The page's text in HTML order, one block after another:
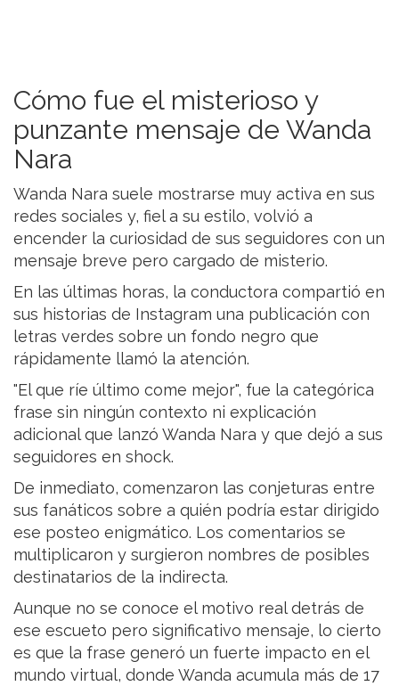
Cómo fue el misterioso y
punzante mensaje de Wanda
Nara
Wanda Nara suele mostrarse muy activa en sus
redes sociales y, fiel a su estilo, volvió a
encender la curiosidad de sus seguidores con un
mensaje breve pero cargado de misterio.
En las últimas horas, la conductora compartió en
sus historias de Instagram una publicación con
letras verdes sobre un fondo negro que
rápidamente llamó la atención.
"El que ríe último come mejor", fue la categórica
frase sin ningún contexto ni explicación
adicional que lanzó Wanda Nara y que dejó a sus
seguidores en shock.
De inmediato, comenzaron las conjeturas entre
sus fanáticos sobre a quién podría estar dirigido
ese posteo enigmático. Los comentarios se
multiplicaron y surgieron nombres de posibles
destinatarios de la indirecta.
Aunque no se conoce el motivo real detrás de
ese escueto pero significativo mensaje, lo cierto
es que la frase generó un fuerte impacto en el
mundo virtual, donde Wanda acumula más de 17